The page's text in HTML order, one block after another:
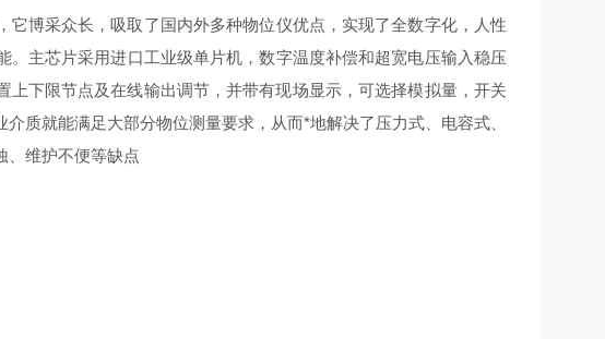
它博采众长，吸取了国内外多种物位仪优点，实现了全数字化，人性
主芯片采用进口工业级单片机，数字温度补偿和超宽电压输入稳压
下限节点及在线输出调节，并带有现场显示，可选择模拟量，开关
质就能满足大部分物位测量要求，从而*地解决了压力式、电容式、
、维护不便等缺点